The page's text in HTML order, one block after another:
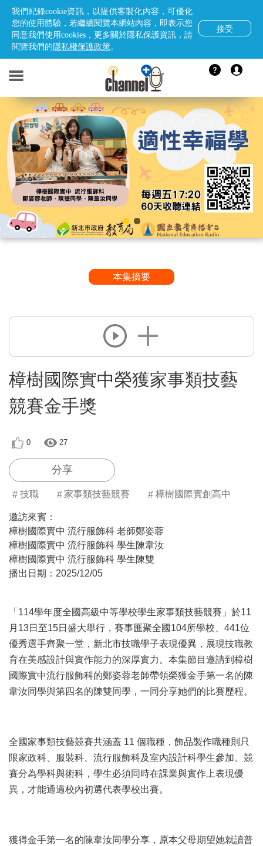
我們紀錄cookie資訊，以提供客製化內容，可優化
您的使用體驗，若繼續閱覽本網站內容，即表示您
同意我們使用cookies，更多關於隱私保護資訊，請
閱覽我們的 隱私權保護政策。
接受
本集摘要
樟樹國際實中榮獲家事類技藝
競賽金手獎
0 27
分享
技職 家事類技藝競賽 樟樹國際實創高中
邀訪來賓：
樟樹國際實中 流行服飾科 老師鄭姿蓉
樟樹國際實中 流行服飾科 學生陳韋汝
樟樹國際實中 流行服飾科 學生陳雙
播出日期： 2025/12/05
「114學年度全國高級中等學校學生家事類技藝競賽」於11
月13日至15日盛大舉行，賽事匯聚全國104所學校、441位
優秀選手齊聚一堂，新北市技職學子表現優異，展現技職教
育在美感設計與實作能力的深厚實力。本集節目邀請到樟樹
國際實中流行服飾科的鄭姿蓉老師帶領榮獲金手第一名的陳
韋汝同學與第四名的陳雙同學，一同分享她們的比賽歷程。
全國家事類技藝競賽共涵蓋 11 個職種，飾品製作職種則只
限家政科、服裝科、流行服飾科及室內設計科學生參加。競
賽分為學科與術科，學生必須同時在課業與實作上表現優
異，才能通過校內初選代表學校出賽。
獲得金手第一名的陳韋汝同學分享，原本父母期望她就讀普